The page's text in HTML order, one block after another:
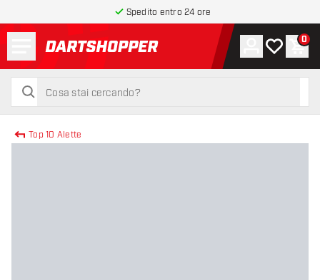
Spedito entro 24 ore
torna alla home page
cerca
cerca
Account
La mia0
Top 10 Alette